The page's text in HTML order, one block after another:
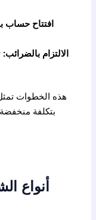
افتتاح حساب
الالتزام بالضرائب:
هذه الخطوات
بتكلفة
أنواع